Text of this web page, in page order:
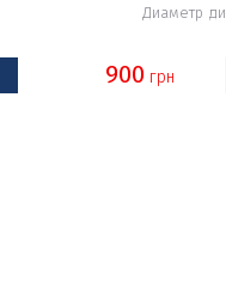
Диаметр
900 грн